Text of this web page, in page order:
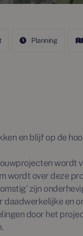
Planning
en blijf op de
wordt
wordt over deze
zijn
en
door het